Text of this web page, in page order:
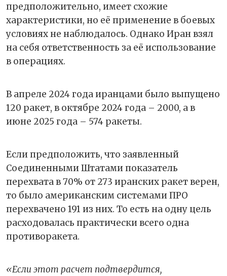
предположительно, имеет схожие
характеристики, но её применение в боевых
условиях не наблюдалось. Однако Иран взял
на себя ответственность за её использование
в операциях.
В апреле 2024 года иранцами было выпущено
120 ракет, в октябре 2024 года – 2000, а в
июне 2025 года – 574 ракеты.
Если предположить, что заявленный
Соединенными Штатами показатель
перехвата в 70% от 273 иранских ракет верен,
то было американским системами ПРО
перехвачено 191 из них. То есть на одну цель
расходовалась практически всего одна
противоракета.
«Если этот расчет подтвердится,